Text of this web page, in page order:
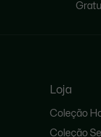
Loja
Coleção
Coleção